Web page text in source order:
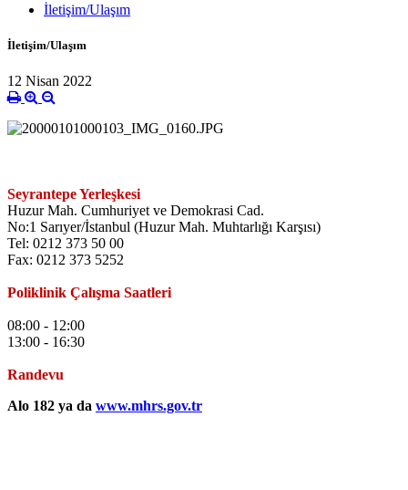
İletişim/Ulaşım
İletişim/Ulaşım
12 Nisan 2022
Seyrantepe Yerleşkesi
Huzur Mah. Cumhuriyet ve Demokrasi Cad.
No:1 Sarıyer/İstanbul (Huzur Mah. Muhtarlığı Karşısı)
Tel: 0212 373 50 00
Fax: 0212 373 5252
Poliklinik Çalışma Saatleri
08:00 - 12:00
13:00 - 16:30
Randevu
Alo 182 ya da www.mhrs.gov.tr